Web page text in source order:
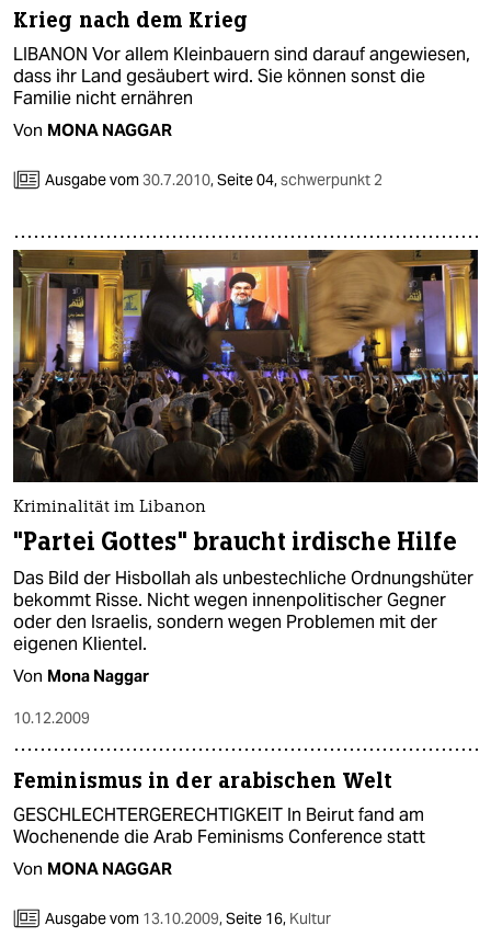
Krieg nach dem Krieg
LIBANON Vor allem Kleinbauern sind darauf angewiesen,
dass ihr Land gesäubert wird. Sie können sonst die
Familie nicht ernähren
Von MONA NAGGAR
Ausgabe vom30.7.2010,Seite 04,schwerpunkt 2
Kriminalität im Libanon
"Partei Gottes" braucht irdische Hilfe
Das Bild der Hisbollah als unbestechliche Ordnungshüter
bekommt Risse. Nicht wegen innenpolitischer Gegner
oder den Israelis, sondern wegen Problemen mit der
eigenen Klientel.
Von Mona Naggar
10.12.2009
Feminismus in der arabischen Welt
GESCHLECHTERGERECHTIGKEIT In Beirut fand am
Wochenende die Arab Feminisms Conference statt
Von MONA NAGGAR
Ausgabe vom 13.10.2009,Seite 16, Kultur